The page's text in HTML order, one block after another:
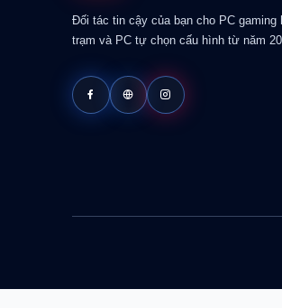
Đối tác tin cậy của bạn cho PC gaming
trạm và PC tự chọn cấu hình từ năm